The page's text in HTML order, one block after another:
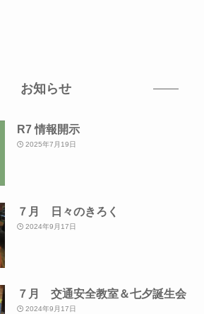
お知らせ
R7 情報開示
2025年7月19日
７月 日々のきろく
2024年9月17日
７月 交通安全教室＆七夕誕生会
2024年9月17日